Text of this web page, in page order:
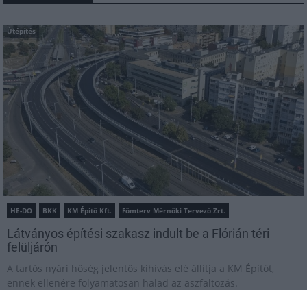
Útépítés
HE-DO BKK KM Építő Kft. Főmterv Mérnöki Tervező Zrt.
Látványos építési szakasz indult be a Flórián téri
felüljárón
A tartós nyári hőség jelentős kihívás elé állítja a KM Építőt,
ennek ellenére folyamatosan halad az aszfaltozás.